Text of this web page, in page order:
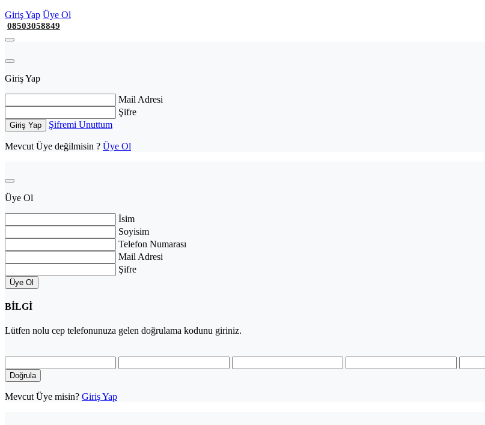
Giriş Yap Üye Ol
08503058849
Giriş Yap
Mail Adresi
Şifre
Giriş Yap Şifremi Unuttum
Mevcut Üye değilmisin ? Üye Ol
Üye Ol
İsim
Soyisim
Telefon Numarası
Mail Adresi
Şifre
Üye Ol
BİLGİ
Lütfen nolu cep telefonunuza gelen doğrulama kodunu giriniz.
Doğrula
Mevcut Üye misin? Giriş Yap